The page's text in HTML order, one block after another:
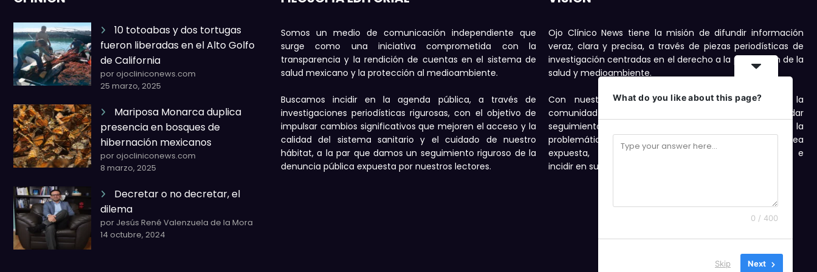
10 totoabas y dos tortugas
fueron liberadas en el Alto Golfo
de California
por ojocliniconews.com
25 marzo, 2025
Mariposa Monarca duplica
presencia en bosques de
hibernación mexicanos
por ojocliniconews.com
8 marzo, 2025
Decretar o no decretar, el
dilema
por Jesús René Valenzuela de la Mora
14 octubre, 2024
Somos un medio de comunicación independiente que
surge como una iniciativa comprometida con la
transparencia y la rendición de cuentas en el sistema de
salud mexicano y la protección al medioambiente.
Buscamos incidir en la agenda pública, a través de
investigaciones periodísticas rigurosas, con el objetivo de
impulsar cambios significativos que mejoren el acceso y la
calidad del sistema sanitario y el cuidado de nuestro
hábitat, a la par que damos un seguimiento riguroso de la
denuncia pública expuesta por nuestros lectores.
Ojo Clínico News tiene la misión de difundir información
veraz, clara y precisa, a través de piezas periodísticas de
investigación centradas en el derecho a la protección de la
salud y medioambiente.
Con nuestras publicaciones buscamos motivar a la
comunidad a denunciar, con el compromiso de dar
seguimiento con investigaciones periodísticas a la
problemática de salud y medioambiente que sea
expuesta, como una forma de visibilizarla e
incidir en su solución.
What do you like about this page?
0 / 400
Skip Next